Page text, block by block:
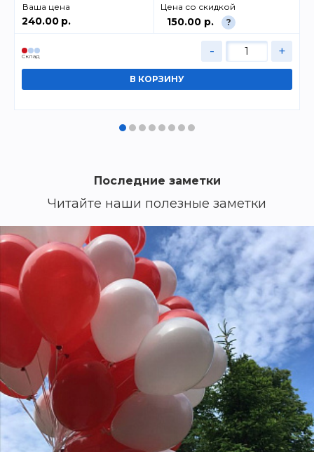
Ваша цена
240.00 р.
Цена со скидкой
150.00 р. ?
Cклад - +
Последние заметки
Читайте наши полезные заметки